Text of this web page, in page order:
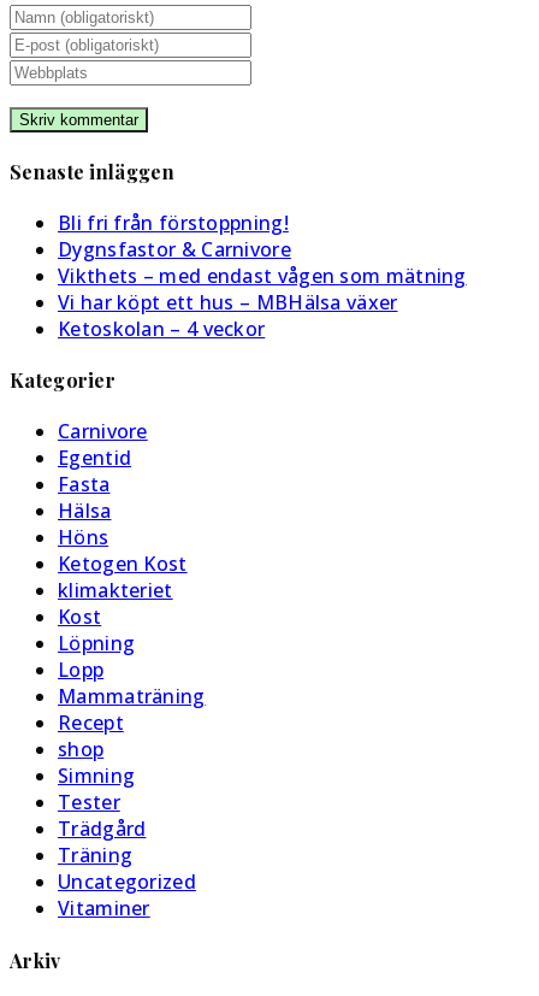
Ange
ditt
namn
eller
användarnamn
att
Ange
din
postadress
att
Ange
till
webbplats
Senaste inläggen
Bli fri från förstoppning!
Dygnsfastor & Carnivore
Vikthets – med endast vågen som mätning
Vi har köpt ett hus – MBHälsa växer
Ketoskolan – 4 veckor
Kategorier
Carnivore
Egentid
Fasta
Hälsa
Höns
Ketogen Kost
klimakteriet
Kost
Löpning
Lopp
Mammaträning
Recept
shop
Simning
Tester
Trädgård
Träning
Uncategorized
Vitaminer
Arkiv